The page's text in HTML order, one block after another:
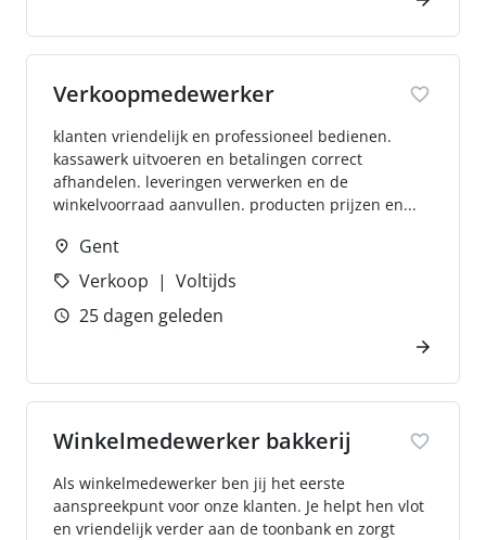
Verkoopmedewerker
klanten vriendelijk en professioneel bedienen.
kassawerk uitvoeren en betalingen correct
afhandelen. leveringen verwerken en de
winkelvoorraad aanvullen. producten prijzen en...
Gent
Verkoop
Voltijds
25 dagen geleden
Winkelmedewerker bakkerij
Als winkelmedewerker ben jij het eerste
aanspreekpunt voor onze klanten. Je helpt hen vlot
en vriendelijk verder aan de toonbank en zorgt